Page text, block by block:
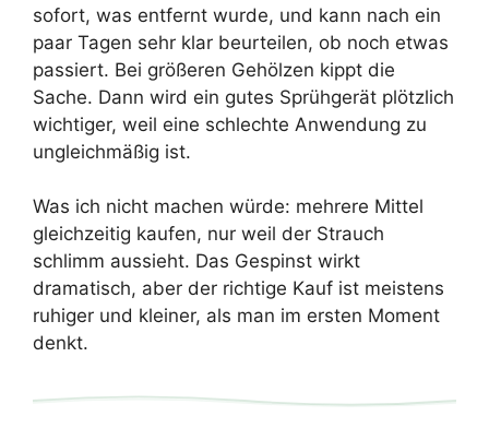
sofort, was entfernt wurde, und kann nach ein
paar Tagen sehr klar beurteilen, ob noch etwas
passiert. Bei größeren Gehölzen kippt die
Sache. Dann wird ein gutes Sprühgerät plötzlich
wichtiger, weil eine schlechte Anwendung zu
ungleichmäßig ist.
Was ich nicht machen würde: mehrere Mittel
gleichzeitig kaufen, nur weil der Strauch
schlimm aussieht. Das Gespinst wirkt
dramatisch, aber der richtige Kauf ist meistens
ruhiger und kleiner, als man im ersten Moment
denkt.